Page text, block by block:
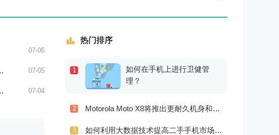
07-06
07-05
07-04
热门排序
1
如何在手机上进行卫健管
理？
2 Motorola Moto X8将推出更耐久机身和更优良音频效果
3 如何利用大数据技术提高二手手机市场的销售效率？